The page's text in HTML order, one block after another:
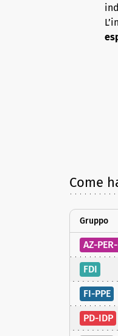
Come
Gruppo
AZ-
FDI
FI-PPE
PD-IDP